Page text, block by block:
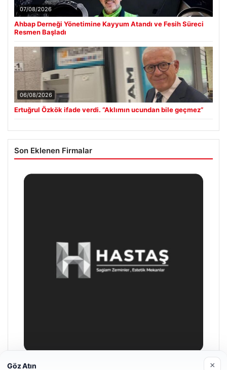
07/08/2026
Ahbap Derneği Yönetimine Kayyum Atandı ve Fesih Süreci
Resmen Başladı
06/08/2026
Ertuğrul Özkök ifade verdi. “Aklımın ucundan bile geçmez”
Son Eklenen Firmalar
Göz Atın ×